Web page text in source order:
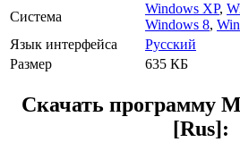
Система
Windows XP,
Windows 8,
Язык интерфейса
Русский
Размер
635 КБ
Скачать программу
[Rus]: